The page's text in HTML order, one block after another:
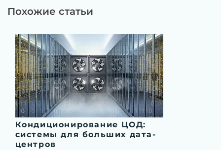
Похожие статьи
Кондиционирование ЦОД:
системы для больших дата-
центров